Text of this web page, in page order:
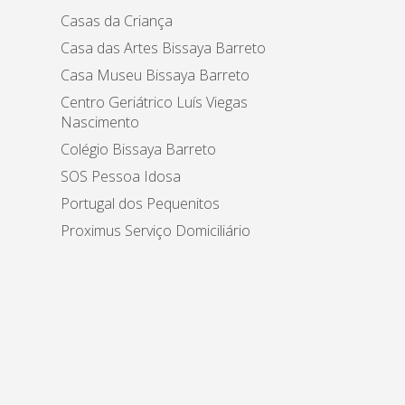
Casas da Criança
Casa das Artes Bissaya Barreto
Casa Museu Bissaya Barreto
Centro Geriátrico Luís Viegas
Nascimento
Colégio Bissaya Barreto
SOS Pessoa Idosa
Portugal dos Pequenitos
Proximus Serviço Domiciliário